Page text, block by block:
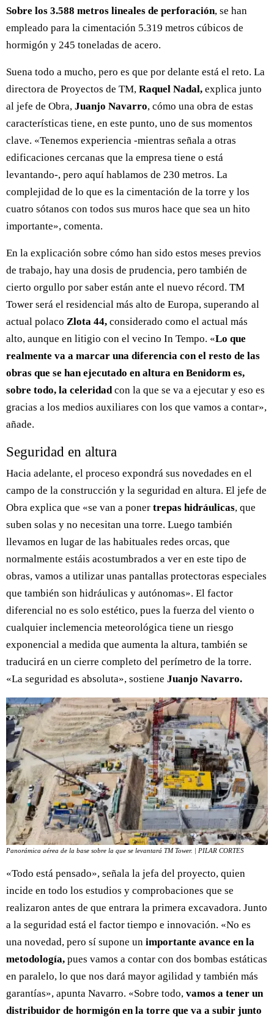
Sobre los 3.588 metros lineales de perforación, se han
empleado para la cimentación 5.319 metros cúbicos de
hormigón y 245 toneladas de acero.
Suena todo a mucho, pero es que por delante está el reto. La
directora de Proyectos de TM, Raquel Nadal, explica junto
al jefe de Obra, Juanjo Navarro, cómo una obra de estas
características tiene, en este punto, uno de sus momentos
clave. «Tenemos experiencia -mientras señala a otras
edificaciones cercanas que la empresa tiene o está
levantando-, pero aquí hablamos de 230 metros. La
complejidad de lo que es la cimentación de la torre y los
cuatro sótanos con todos sus muros hace que sea un hito
importante», comenta.
En la explicación sobre cómo han sido estos meses previos
de trabajo, hay una dosis de prudencia, pero también de
cierto orgullo por saber están ante el nuevo récord. TM
Tower será el residencial más alto de Europa, superando al
actual polaco Zlota 44, considerado como el actual más
alto, aunque en litigio con el vecino In Tempo. «Lo que
realmente va a marcar una diferencia con el resto de las
obras que se han ejecutado en altura en Benidorm es,
sobre todo, la celeridadcon la que se va a ejecutar y eso es
gracias a los medios auxiliares con los que vamos a contar»,
añade.
Seguridad en altura
Hacia adelante, el proceso expondrá sus novedades en el
campo de la construcción y la seguridad en altura. El jefe de
Obra explica que «se van a poner trepas hidráulicas, que
suben solas y no necesitan una torre. Luego también
llevamos en lugar de las habituales redes orcas, que
normalmente estáis acostumbrados a ver en este tipo de
obras, vamos a utilizar unas pantallas protectoras especiales
que también son hidráulicas y autónomas». El factor
diferencial no es solo estético, pues la fuerza del viento o
cualquier inclemencia meteorológica tiene un riesgo
exponencial a medida que aumenta la altura, también se
traducirá en un cierre completo del perímetro de la torre.
«La seguridad es absoluta», sostiene Juanjo Navarro.
Panorámica aérea de la base sobre la que se levantará TM Tower. | PILAR CORTES
«Todo está pensado», señala la jefa del proyecto, quien
incide en todo los estudios y comprobaciones que se
realizaron antes de que entrara la primera excavadora. Junto
a la seguridad está el factor tiempo e innovación. «No es
una novedad, pero sí supone un importante avance en la
metodología, pues vamos a contar con dos bombas estáticas
en paralelo, lo que nos dará mayor agilidad y también más
garantías», apunta Navarro. «Sobre todo, vamos a tener un
distribuidor de hormigón en la torre que va a subir junto